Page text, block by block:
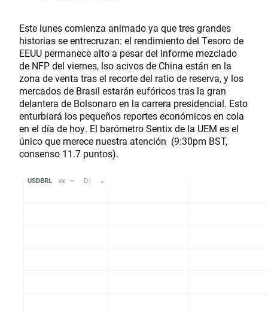
Este lunes comienza animado ya que tres grandes
historias se entrecruzan: el rendimiento del Tesoro de
EEUU permanece alto a pesar del informe mezclado
de NFP del viernes, lso acivos de China están en la
zona de venta tras el recorte del ratio de reserva, y los
mercados de Brasil estarán eufóricos tras la gran
delantera de Bolsonaro en la carrera presidencial. Esto
enturbiará los pequeños reportes económicos en cola
en el día de hoy. El barómetro Sentix de la UEM es el
único que merece nuestra atención (9:30pm BST,
consenso 11.7 puntos).